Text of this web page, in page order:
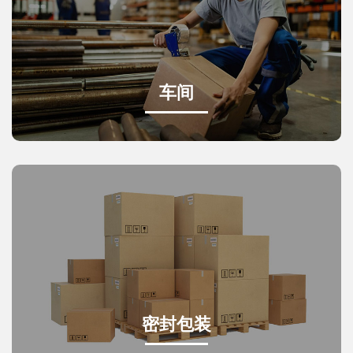
车间
密封包装